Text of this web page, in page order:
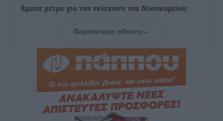
Άμεσα μέτρα για την ενίσχυση του Νοσοκομείου
ανακοίνωσε ο Άδωνις Γεωργιάδης
Iατρικός Σύλλογος Ροδου προς Α. Γεωργιάδη:
Στρατηγικές Προτάσεις για την Ενίσχυση της
Δημόσιας Υγείας στη Νησιωτική Ελλάδα και στα
Νοσοκομεία της Γ΄ Ζώνης
Περισσότερες ειδήσεις